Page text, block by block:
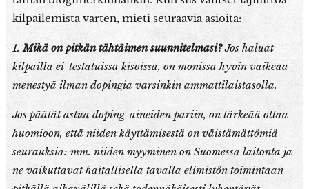
kilpailemista varten, mieti seuraavia asioita:
1.Mikä on pitkän tähtäimen suunnitelmasi?Jos haluat
kilpailla ei-testatuissa kisoissa, on monissa hyvin vaikeaa
menestyä ilman dopingia varsinkin ammattilaistasolla.
Jos päätät astua doping-aineiden pariin, on tärkeää ottaa
huomioon, että niiden käyttämisestä on väistämättömiä
seurauksia: mm. niiden myyminen on Suomessa laitonta ja
ne vaikuttavat haitallisella tavalla elimistön toimintaan